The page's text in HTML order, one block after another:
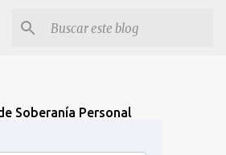
Soberanía Personal